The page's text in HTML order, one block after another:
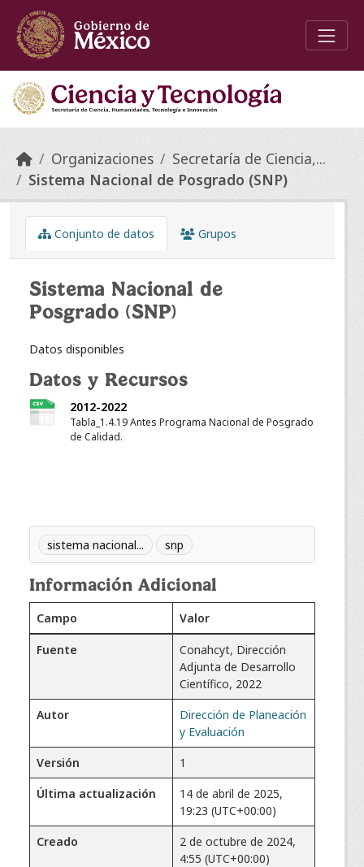
Skip to main content
Organizaciones
Secretaría de Ciencia,...
Sistema Nacional de Posgrado (SNP)
Conjunto de datos Grupos
Sistema Nacional de
Posgrado (SNP)
Datos disponibles
Datos y Recursos
2012-2022
Tabla_1.4.19 Antes Programa Nacional de Posgrado
de Calidad.
sistema nacional... snp
Información Adicional
Campo Valor
Fuente
Conahcyt, Dirección
Adjunta de Desarrollo
Científico, 2022
Autor
Dirección de Planeación
y Evaluación
Versión
1
Última actualización
14 de abril de 2025,
19:23 (UTC+00:00)
Creado
2 de octubre de 2024,
4:55 (UTC+00:00)